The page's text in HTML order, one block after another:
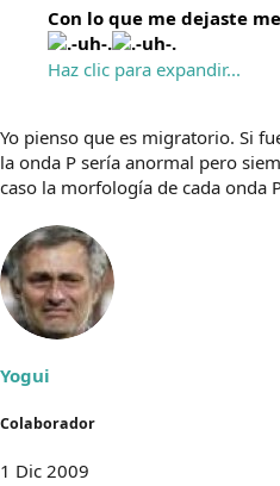
Con lo que me dejaste
Haz clic para expandir...
Yo pienso que es migratorio. Si
la onda P sería anormal pero
caso la morfología de cada onda
Yogui
Colaborador
1 Dic 2009